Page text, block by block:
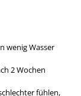
wenig Wasser
2 Wochen
fühlen,